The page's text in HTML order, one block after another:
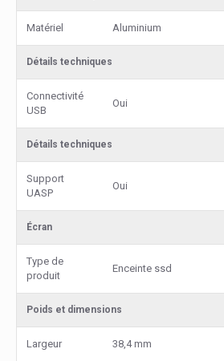
Matériel Aluminium
Détails techniques
Connectivité
USB
Oui
Détails techniques
Support
UASP
Oui
Écran
Type de
produit
Enceinte ssd
Poids et dimensions
Largeur 38,4 mm